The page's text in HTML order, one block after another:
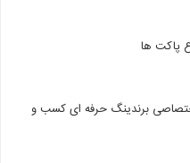
پاکت ها
برندینگ حرفه ای کسب و